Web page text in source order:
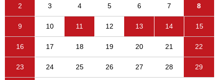
2 3 4 5 6 7 8
9 10 11 12 13 14 15
16 17 18 19 20 21 22
23 24 25 26 27 28 29